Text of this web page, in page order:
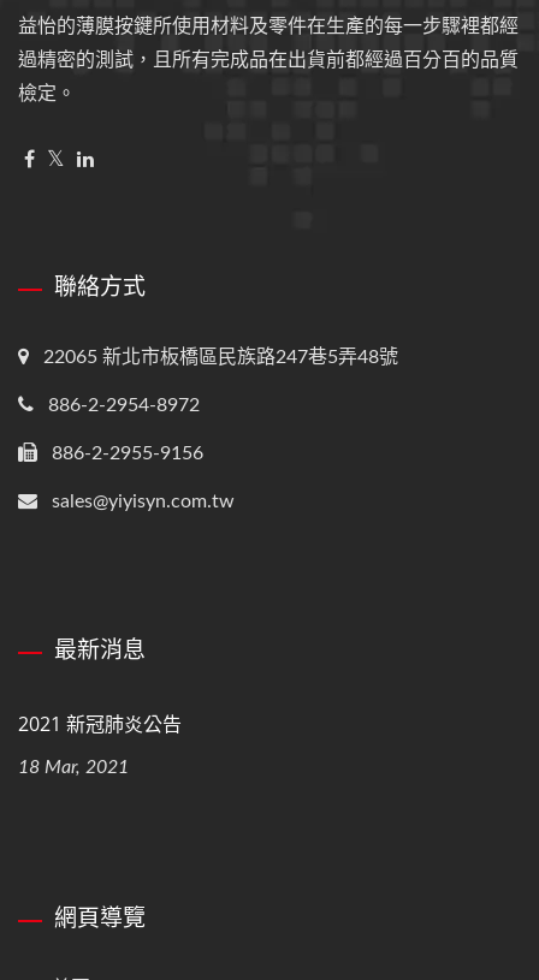
益怡的薄膜按鍵所使用材料及零件在生產的每一步驟裡都經
過精密的測試，且所有完成品在出貨前都經過百分百的品質
檢定。
聯絡方式
22065 新北市板橋區民族路247巷5弄48號
886-2-2954-8972
886-2-2955-9156
sales@yiyisyn.com.tw
最新消息
2021 新冠肺炎公告
18 Mar, 2021
網頁導覽